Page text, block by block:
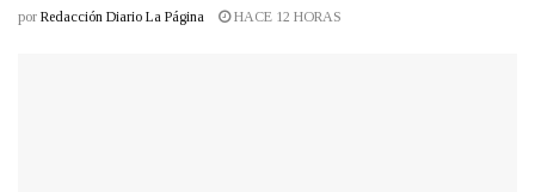
por Redacción Diario La Página HACE 12 HORAS